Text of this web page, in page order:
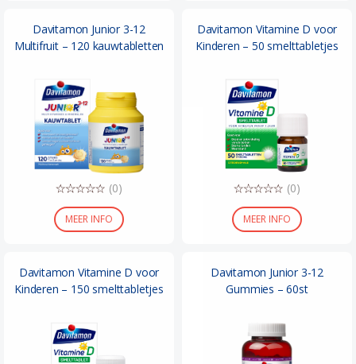
Davitamon Junior 3-12
Multifruit – 120 kauwtabletten
MEER INFO
(0)
Davitamon Vitamine D voor
Kinderen – 50 smelttabletjes
MEER INFO
(0)
Davitamon Vitamine D voor
Kinderen – 150 smelttabletjes
Davitamon Junior 3-12
Gummies – 60st